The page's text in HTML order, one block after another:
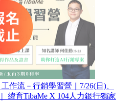
作流－行銷學習營｜7/26(日)、
緯育TibaMe X 104人力銀行獨家